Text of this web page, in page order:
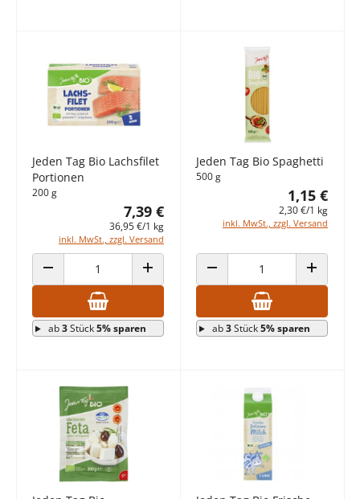
Jeden Tag Bio Lachsfilet
Portionen
200 g
7,39 €
36,95 €/1 kg
inkl. MwSt., zzgl. Versand
ANZAHL VERRINGERN ANZAHL ERHÖHEN
ab3Stück5% sparen
Jeden Tag Bio Spaghetti
500 g
1,15 €
2,30 €/1 kg
inkl. MwSt., zzgl. Versand
ANZAHL VERRINGERN ANZAHL
ab3Stück5% sparen